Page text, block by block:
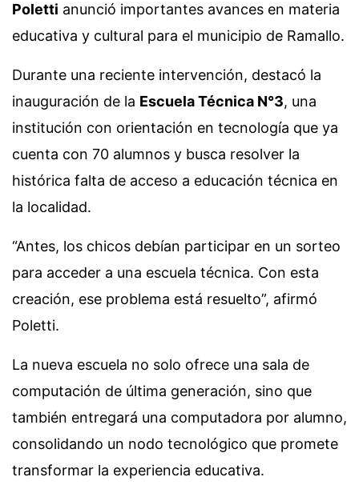
Poletti anunció importantes avances en materia
educativa y cultural para el municipio de Ramallo.
Durante una reciente intervención, destacó la
inauguración de la Escuela Técnica N°3, una
institución con orientación en tecnología que ya
cuenta con 70 alumnos y busca resolver la
histórica falta de acceso a educación técnica en
la localidad.
“Antes, los chicos debían participar en un sorteo
para acceder a una escuela técnica. Con esta
creación, ese problema está resuelto”, afirmó
Poletti.
La nueva escuela no solo ofrece una sala de
computación de última generación, sino que
también entregará una computadora por alumno,
consolidando un nodo tecnológico que promete
transformar la experiencia educativa.